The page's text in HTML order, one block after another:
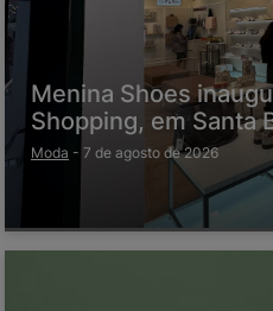
Menina Shoes
Shopping, em Santa
Moda - 7 de agosto de 2026